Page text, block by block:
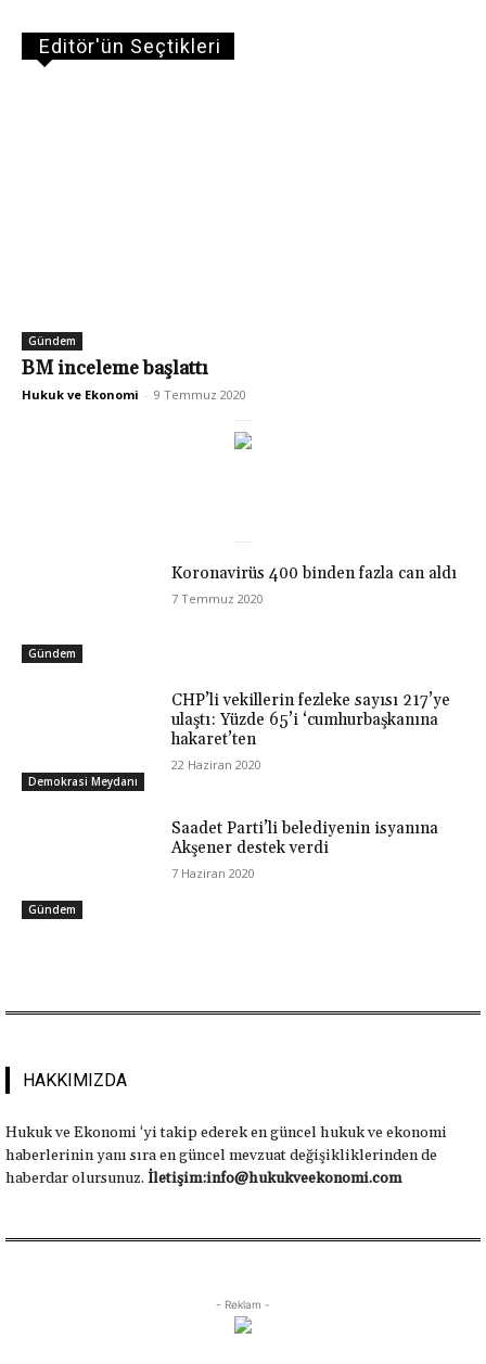
Editör'ün Seçtikleri
Gündem
BM inceleme başlattı
Hukuk ve Ekonomi - 9 Temmuz 2020
Gündem
Koronavirüs 400 binden fazla can aldı
7 Temmuz 2020
Demokrasi Meydanı
CHP’li vekillerin fezleke sayısı 217’ye
ulaştı: Yüzde 65’i ‘cumhurbaşkanına
hakaret’ten
22 Haziran 2020
Gündem
Saadet Parti’li belediyenin isyanına
Akşener destek verdi
7 Haziran 2020
HAKKIMIZDA
Hukuk ve Ekonomi ‘yi takip ederek en güncel hukuk ve ekonomi
haberlerinin yanı sıra en güncel mevzuat değişikliklerinden de
haberdar olursunuz. İletişim:info@hukukveekonomi.com
- Reklam -